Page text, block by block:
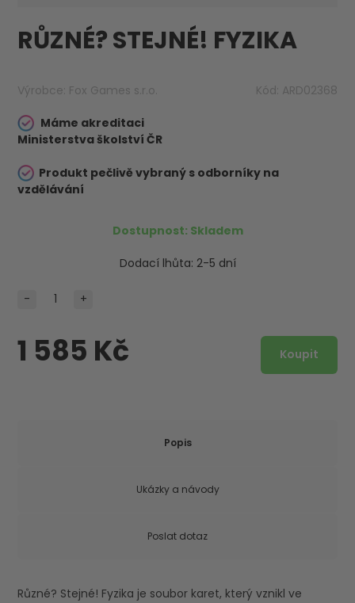
RŮZNÉ? STEJNÉ! FYZIKA
Výrobce: Fox Games s.r.o. Kód: ARD02368
Máme akreditaci
Ministerstva školství ČR
Produkt pečlivě vybraný s odborníky na
vzdělávání
Dostupnost: Skladem
Dodací lhůta: 2-5 dní
1 585 Kč
- +
Popis
Ukázky a návody
Poslat dotaz
Různé? Stejné! Fyzika je soubor karet, který vznikl ve